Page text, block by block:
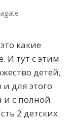
какие
И тут с этим
детей,
для этого
и с полной
2 детских